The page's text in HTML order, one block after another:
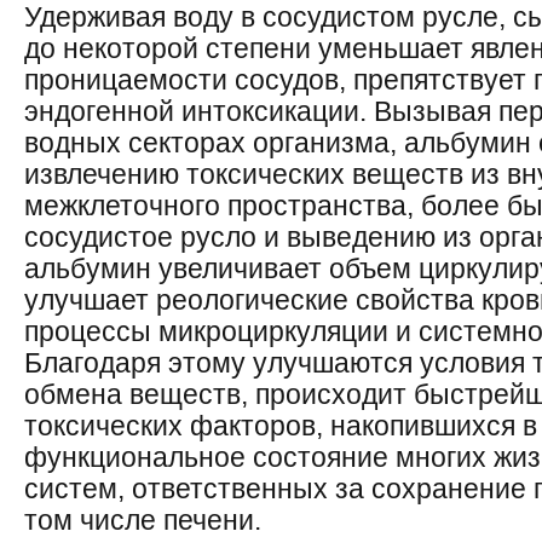
Удерживая воду в сосудистом русле,
до некоторой степени уменьшает
проницаемости сосудов, препятствует
эндогенной интоксикации. Вызывая
водных секторах организма, альбумин
извлечению токсических веществ из
межклеточного пространства, более
сосудистое русло и выведению из
альбумин увеличивает объем
улучшает реологические свойства
процессы микроциркуляции и
Благодаря этому улучшаются условия
обмена веществ, происходит
токсических факторов, накопившихся
функциональное состояние многих
систем, ответственных за сохранение
том числе печени.